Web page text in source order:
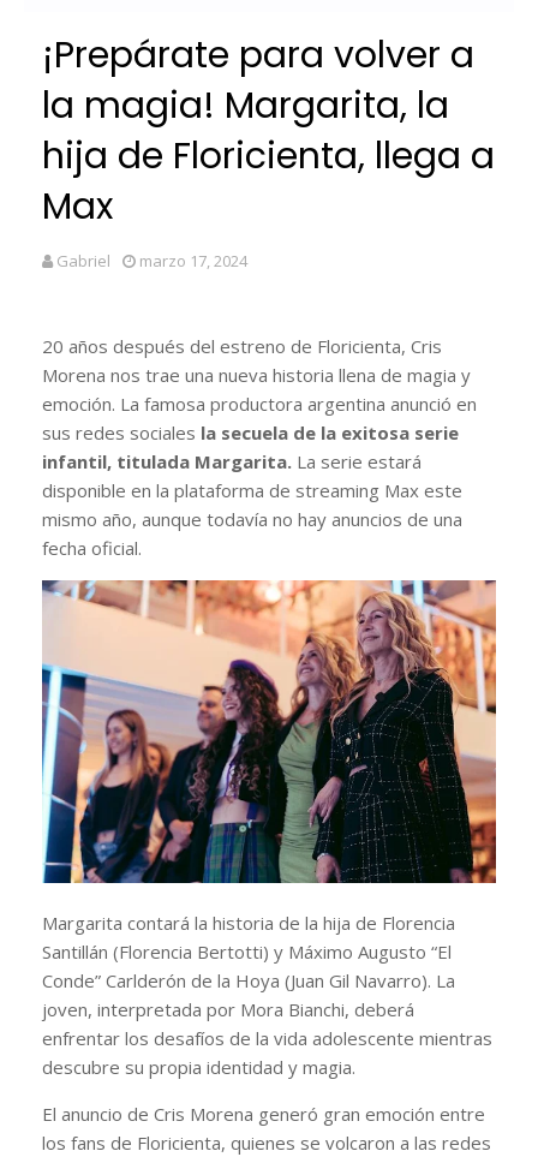
¡Prepárate para volver a
la magia! Margarita, la
hija de Floricienta, llega a
Max
Gabriel marzo 17, 2024
20 años después del estreno de Floricienta, Cris
Morena nos trae una nueva historia llena de magia y
emoción. La famosa productora argentina anunció en
sus redes sociales la secuela de la exitosa serie
infantil, titulada Margarita. La serie estará
disponible en la plataforma de streaming Max este
mismo año, aunque todavía no hay anuncios de una
fecha oficial.
Margarita contará la historia de la hija de Florencia
Santillán (Florencia Bertotti) y Máximo Augusto “El
Conde” Carlderón de la Hoya (Juan Gil Navarro). La
joven, interpretada por Mora Bianchi, deberá
enfrentar los desafíos de la vida adolescente mientras
descubre su propia identidad y magia.
El anuncio de Cris Morena generó gran emoción entre
los fans de Floricienta, quienes se volcaron a las redes